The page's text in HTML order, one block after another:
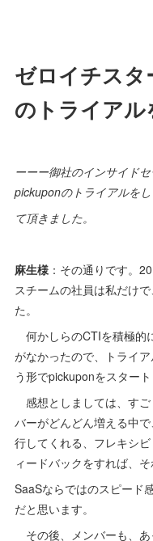
ゼロイチス
のトライアル
ーーー御社のインサイド
pickuponのトライアルをし
て頂きました。
麻生様 ：その通りです。
スチームの社員は私だけ
た。
何かしらのCTIを積極的
がなかったので、トライ
う形でpickuponをスタート
感想としましては、す
バーがどんどん増える中
行してくれる、フレキシ
ィードバックをすれば、
SaaSならではのスピード
だと思います。
その後、メンバーも、